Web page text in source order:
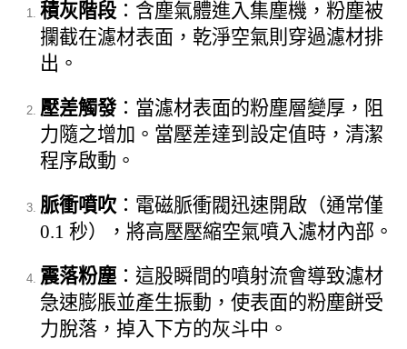
積灰階段 ：含塵氣體進入集塵機，粉塵被
攔截在濾材表面，乾淨空氣則穿過濾材排
出。
壓差觸發：當濾材表面的粉塵層變厚，阻
力隨之增加。當壓差達到設定值時，清潔
程序啟動。
脈衝噴吹 ：電磁脈衝閥迅速開啟（通常僅
0.1 秒），將高壓壓縮空氣噴入濾材內部。
震落粉塵 ：這股瞬間的噴射流會導致濾材
急速膨脹並產生振動，使表面的粉塵餅受
力脫落，掉入下方的灰斗中。